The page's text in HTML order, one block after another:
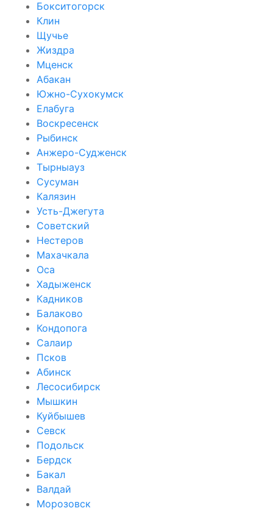
Бокситогорск
Клин
Щучье
Жиздра
Мценск
Абакан
Южно-Сухокумск
Елабуга
Воскресенск
Рыбинск
Анжеро-Судженск
Тырныауз
Сусуман
Калязин
Усть-Джегута
Советский
Нестеров
Махачкала
Оса
Хадыженск
Кадников
Балаково
Кондопога
Салаир
Псков
Абинск
Лесосибирск
Мышкин
Куйбышев
Севск
Подольск
Бердск
Бакал
Валдай
Морозовск